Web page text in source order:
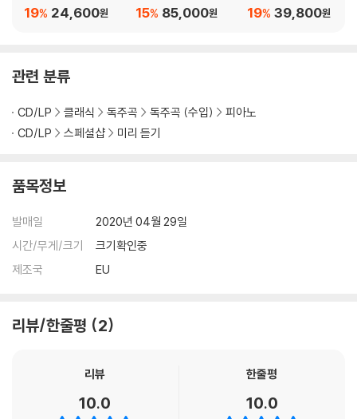
(Ravel: Concertos /
24,600원
19%
음반 [LP]85,000원
15%
zart: Complete Pian
39,800원
19%
관련 분류
CD/LP 클래식 독주곡 독주곡 (수입)
피아노
CD/LP
스페셜샵 미리 듣기
품목정보
발매일
2020년 04월 29일
시간/무게/크기
크기확인중
제조국
EU
리뷰/한줄평 2
리뷰
10.0
한줄평
10.0